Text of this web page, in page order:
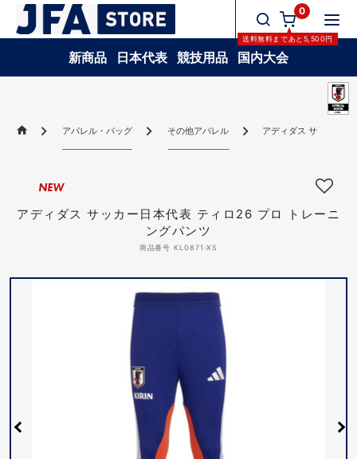
0
送料無料まであと 5,500円
新商品 日本代表 競技用品 国内大会
アパレル・バッグ その他アパレル アディダス サッカー日
アディダス サッカー日本代表 ティロ26 プロ トレーニ
ングパンツ
商品番号 KL0871-XS
NEW